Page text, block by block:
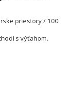
priestory / 100
s výťahom.